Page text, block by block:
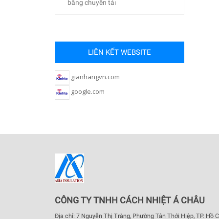
băng chuyền tảı
LIÊN KẾT WEBSITE
gianhangvn.com
google.com
CÔNG TY TNHH CÁCH NHIỆT Á CHÂU
Địa chỉ: 7 Nguyễn Thị Tràng, Phường Tân Thới Hiệp, TP. Hồ